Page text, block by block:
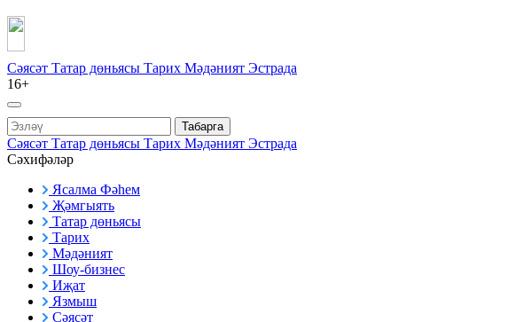
Сәясәт Татар дөньясы Тарих Мәдәният Эстрада
16+
Табарга
Сәясәт Татар дөньясы Тарих Мәдәният Эстрада
Сәхифәләр
Ясалма Фәһем
Җәмгыять
Татар дөньясы
Тарих
Мәдәният
Шоу-бизнес
Иҗат
Язмыш
Сәясәт